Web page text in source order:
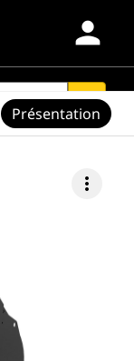
person
search
more_vert
Présentation